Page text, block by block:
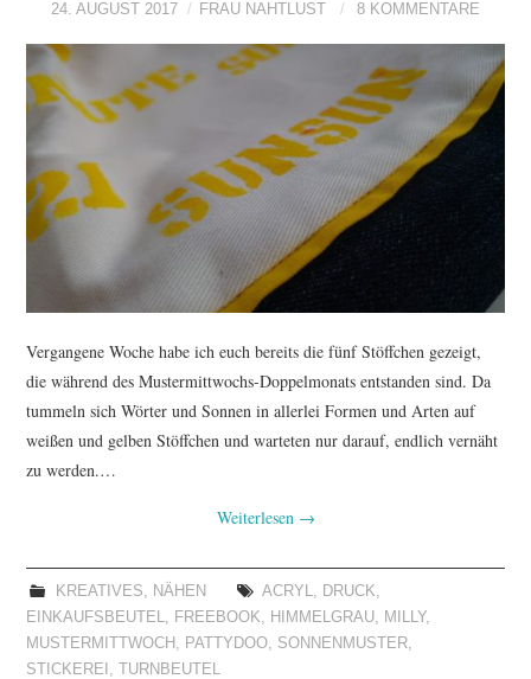
24. AUGUST 2017 FRAU NAHTLUST 8 KOMMENTARE
Vergangene Woche habe ich euch bereits die fünf Stöffchen gezeigt,
die während des Mustermittwochs-Doppelmonats entstanden sind. Da
tummeln sich Wörter und Sonnen in allerlei Formen und Arten auf
weißen und gelben Stöffchen und warteten nur darauf, endlich vernäht
zu werden.…
Weiterlesen →
KREATIVES, NÄHEN ACRYL, DRUCK,
EINKAUFSBEUTEL, FREEBOOK, HIMMELGRAU, MILLY,
MUSTERMITTWOCH , PATTYDOO, SONNENMUSTER,
STICKEREI , TURNBEUTEL